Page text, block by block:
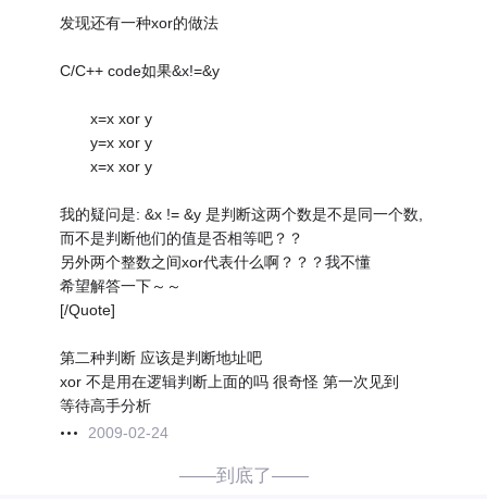
发现还有一种xor的做法
C/C++ code如果&x!=&y
x=x xor y
y=x xor y
x=x xor y
我的疑问是: &x != &y 是判断这两个数是不是同一个数,
而不是判断他们的值是否相等吧？？
另外两个整数之间xor代表什么啊？？？我不懂
希望解答一下～～
[/Quote]
第二种判断 应该是判断地址吧
xor 不是用在逻辑判断上面的吗 很奇怪 第一次见到
等待高手分析
2009-02-24
——到底了——